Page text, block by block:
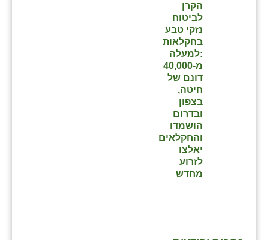
הקרן
לביטוח
נזקי טבע
בחקלאות
:למעלה
מ-40,000
דונם של
חיטה,
בצפון
ובדרום
הושמדו
והחקלאים
יאלצו
לזרוע
מחדש